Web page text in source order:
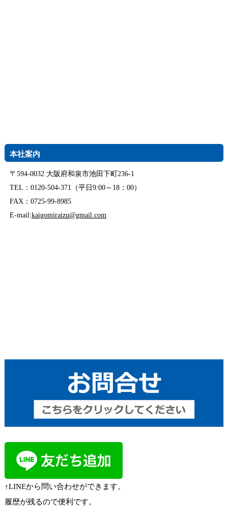
本社案内
〒594-0032 大阪府和泉市池田下町236-1
TEL：0120-504-371（平日9:00～18：00）
FAX：0725-99-8985
E-mail:kaigomiraizu@gmail.com
↑LINEから問い合わせができます。
履歴が残るので便利です。